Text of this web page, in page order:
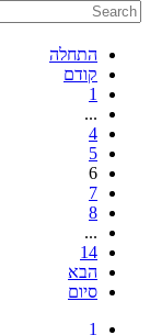
התחלה
קודם
1
...
4
5
6
7
8
...
14
הבא
סיום
1